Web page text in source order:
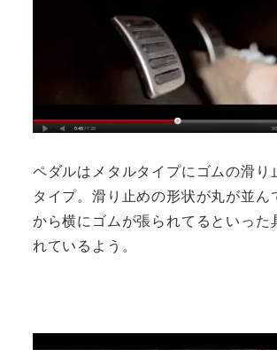
ペダルはメタルタイプにゴムの滑り
タイプ。滑り止めの形状が丸が並ん
から横にゴムが張られてるといった
れているよう。